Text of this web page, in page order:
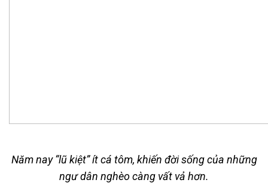
Năm nay “lũ kiệt” ít cá tôm, khiến đời sống của những
ngư dân nghèo càng vất vả hơn.